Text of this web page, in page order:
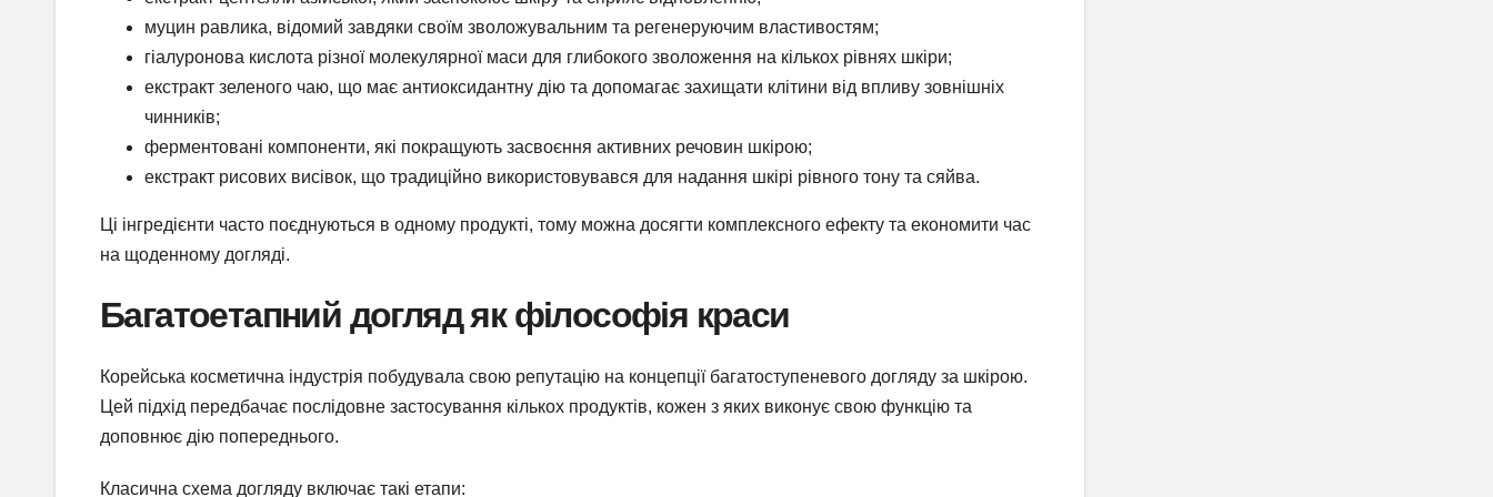
муцин равлика, відомий завдяки своїм зволожувальним та регенеруючим властивостям;
гіалуронова кислота різної молекулярної маси для глибокого зволоження на кількох рівнях шкіри;
екстракт зеленого чаю, що має антиоксидантну дію та допомагає захищати клітини від впливу зовнішніх
чинників;
ферментовані компоненти, які покращують засвоєння активних речовин шкірою;
екстракт рисових висівок, що традиційно використовувався для надання шкірі рівного тону та сяйва.
Ці інгредієнти часто поєднуються в одному продукті, тому можна досягти комплексного ефекту та економити час
на щоденному догляді.
Багатоетапний догляд як філософія краси
Корейська косметична індустрія побудувала свою репутацію на концепції багатоступеневого догляду за шкірою.
Цей підхід передбачає послідовне застосування кількох продуктів, кожен з яких виконує свою функцію та
доповнює дію попереднього.
Класична схема догляду включає такі етапи: